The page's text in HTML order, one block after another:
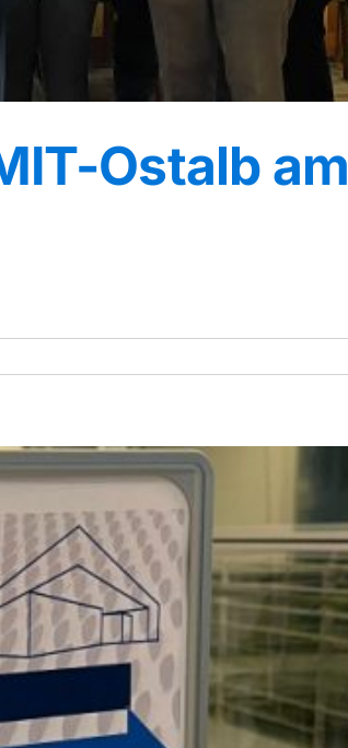
Ostalb am